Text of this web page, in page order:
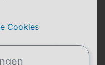
Telefon & SMS
11,11 €
Cookies